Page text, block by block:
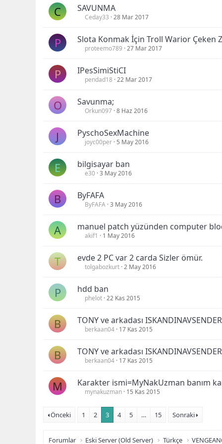
C SAVUNMA
Ceday33 28 Mar 2017
P Slota Konmak İçin Troll Warior Çeken
proteemo789 27 Mar 2017
P IPesSimiStiCI
pendad18 22 Mar 2017
O Savunma;
Orkun097 8 Haz 2016
J PyschoSexMachine
joyc00per 5 May 2016
E bilgisayar ban
e30 3 May 2016
B ByFAFA
ByFAFA 3 May 2016
A manuel patch yüzünden computer
akif1 1 May 2016
T evde 2 PC var 2 carda Sizler ömür.
tolgabozkurt 2 May 2016
P hdd ban
phelot 22 Kas 2015
B TONY ve arkadası
berkaan04 17 Kas 2015
B TONY ve arkadası
berkaan04 17 Kas 2015
M Karakter ismi=MyNakUzman banım
mynakuzman 15 Kas 2015
Önceki 1 2 3 4 5 … 15 Sonraki
Forumlar Eski Server (Old Server) Türkçe